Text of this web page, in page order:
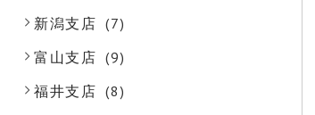
新潟支店 (7)
富山支店 (9)
福井支店 (8)